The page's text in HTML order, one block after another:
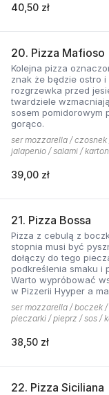
40,50 zł
20. Pizza Mafioso
Kolejna pizza
znak że będzie ostro i gorąco,
rozgrzewka przed
twardziele
sosem pomidorowym
gorąco.
ser mozzarella /
jalapenio / salami /
39,00 zł
21. Pizza Bossa
Pizza z cebulą z
stopnia musi być
dołączy do tego
podkreślenia smaku i
Warto wypróbować
w Pizzerii Hyyper a
pomidorowy łagodny,
jogurtowo-czosnkowy oraz sos
kwaśny , każdy
ser mozzarella / boczek
pieczarki / pieprz / sos /
38,50 zł
22. Pizza Siciliana